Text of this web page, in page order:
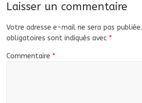
Laisser un commentaire
Votre adresse e-mail ne sera pas publiée.
obligatoires sont indiqués avec *
Commentaire *